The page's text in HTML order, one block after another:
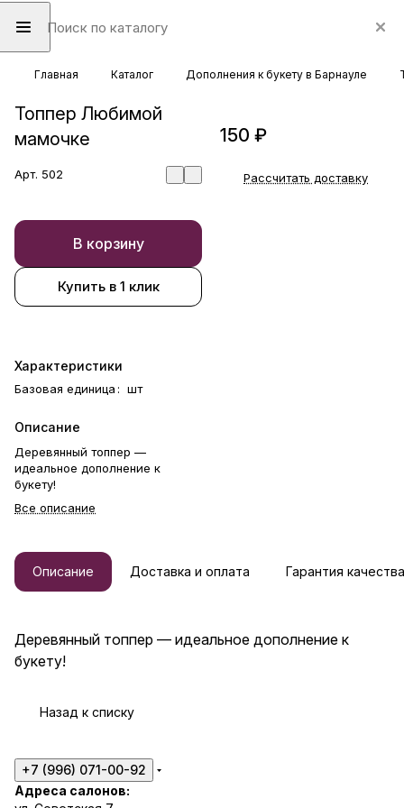
Главная Каталог Дополнения к букету в Барнауле
Топпер Любимой
мамочке
Арт. 502
В корзину
Купить в 1 клик
Характеристики
Базовая единица : шт
Описание
Деревянный топпер —
идеальное дополнение к
букету!
Все описание
150 ₽
Рассчитать доставку
Описание Доставка и оплата Гарантия качества
Деревянный топпер — идеальное дополнение к
букету!
Назад к списку
+7 (996) 071-00-92
Адреса салонов: